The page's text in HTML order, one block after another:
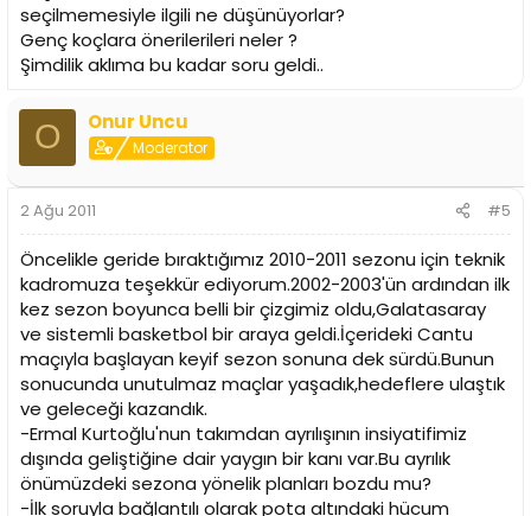
seçilmemesiyle ilgili ne düşünüyorlar?
Genç koçlara önerilerileri neler ?
Şimdilik aklıma bu kadar soru geldi..
O Onur Uncu
Moderator
2 Ağu 2011 #5
Öncelikle geride bıraktığımız 2010-2011 sezonu için teknik
kadromuza teşekkür ediyorum.2002-2003'ün ardından ilk
kez sezon boyunca belli bir çizgimiz oldu,Galatasaray
ve sistemli basketbol bir araya geldi.İçerideki Cantu
maçıyla başlayan keyif sezon sonuna dek sürdü.Bunun
sonucunda unutulmaz maçlar yaşadık,hedeflere ulaştık
ve geleceği kazandık.
-Ermal Kurtoğlu'nun takımdan ayrılışının insiyatifimiz
dışında geliştiğine dair yaygın bir kanı var.Bu ayrılık
önümüzdeki sezona yönelik planları bozdu mu?
-İlk soruyla bağlantılı olarak pota altındaki hücum